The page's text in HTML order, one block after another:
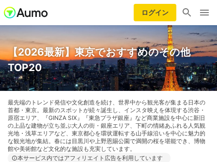
ログイン
【2026最新】東京でおすすめのその他
TOP20
最先端のトレンド発信や文化創造を続け、世界中から観光客が集まる日本の
首都・東京。最新のスポットが続々誕生し、インスタ映えを体現する渋谷・
原宿エリア、『GINZA SIX』『東急プラザ銀座』など商業施設を中心に新旧
の上品な建物が立ち並ぶ大人の街・銀座エリア、下町の情緒あふれる人気観
光地・浅草エリアなど、東京都心を環状運転する山手線沿いを中心に魅力的
な観光地が集結。春には目黒川や上野恩賜公園で満開の桜を堪能でき、博物
館や美術館など文化的な施設も充実しています。
本サービス内ではアフィリエイト広告を利用しています